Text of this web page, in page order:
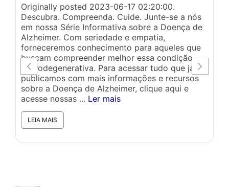
Originally posted 2023-06-17 02:20:00.
Descubra. Compreenda. Cuide. Junte-se a nós
em nossa Série Informativa sobre a Doença de
Alzheimer. Com seriedade e empatia,
forneceremos conhecimento para aqueles que
buscam compreender melhor essa condição
neurodegenerativa. Para acessar tudo que já
publicamos com mais informações e recursos
sobre a Doença de Alzheimer, clique aqui e
acesse nossas ... Ler mais
LEIA MAIS